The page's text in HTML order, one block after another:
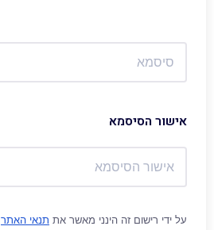
אישור הסיסמא
על ידי רישום זה הינני מאשר את תנאי האתר